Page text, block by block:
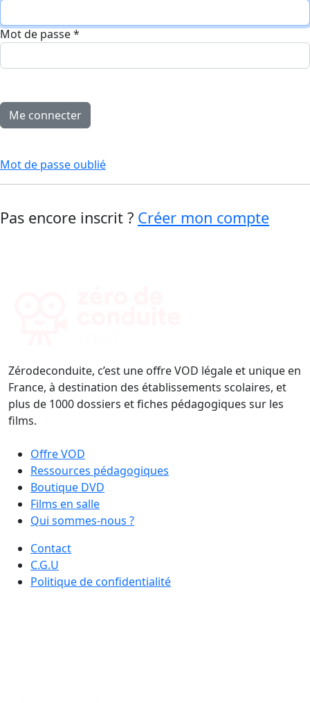
Mot de passe*
Mot de passe oublié
Pas encore inscrit ? Créer mon compte
Zérodeconduite, c’est une offre VOD légale et unique en
France, à destination des établissements scolaires, et
plus de 1000 dossiers et fiches pédagogiques sur les
films.
Offre VOD
Ressources pédagogiques
Boutique DVD
Films en salle
Qui sommes-nous ?
Contact
C.G.U
Politique de confidentialité